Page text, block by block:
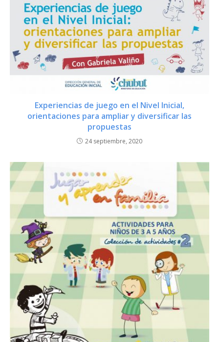
Experiencias de juego en el Nivel Inicial,
orientaciones para ampliar y diversificar las
propuestas
24 septiembre, 2020